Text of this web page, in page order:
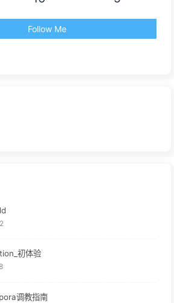
Follow Me
初体验
调教指南